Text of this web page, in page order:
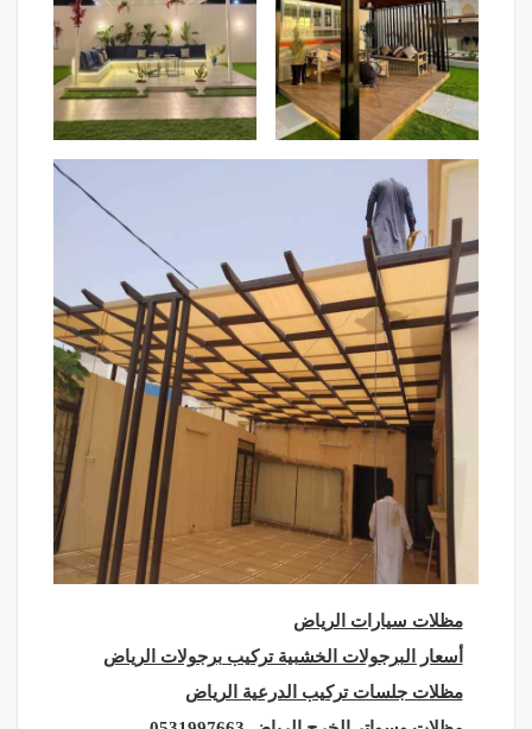
مظلات سيارات الرياض
أسعار البرجولات الخشبية تركيب برجولات الرياض
مظلات جلسات تركيب الدرعية الرياض